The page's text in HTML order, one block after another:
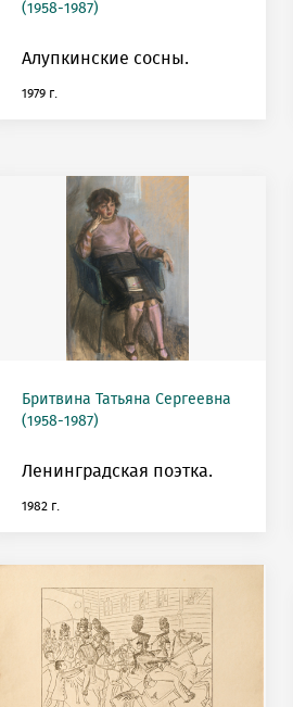
(1958-1987)
Алупкинские сосны.
1979 г.
Бритвина Татьяна Сергеевна
(1958-1987)
Ленинградская поэтка.
1982 г.